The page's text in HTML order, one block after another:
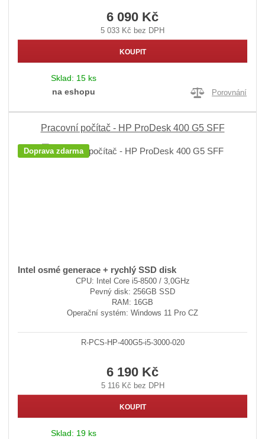
6 090 Kč
5 033 Kč bez DPH
KOUPIT
Sklad: 15 ks
na eshopu
Porovnání
Pracovní počítač - HP ProDesk 400 G5 SFF
Doprava zdarma
Intel osmé generace + rychlý SSD disk
CPU: Intel Core i5-8500 / 3,0GHz
Pevný disk: 256GB SSD
RAM: 16GB
Operační systém: Windows 11 Pro CZ
R-PCS-HP-400G5-i5-3000-020
6 190 Kč
5 116 Kč bez DPH
KOUPIT
Sklad: 19 ks